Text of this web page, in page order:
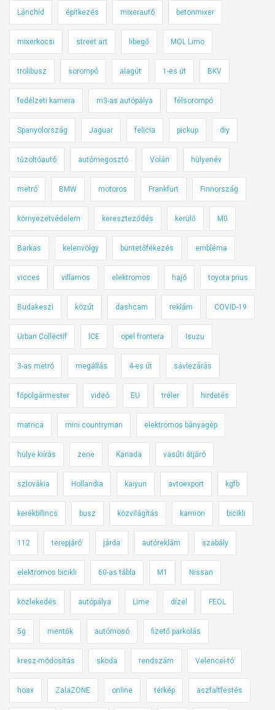
z
o
t
a
s
k
ó
Lánchíd építkezés mixerautó betonmixer
mixerkocsi street art libegő MOL Limo
trolibusz sorompó alagút 1-es út BKV
fedélzeti kamera m3-as autópálya félsorompó
Spanyolország Jaguar felicia pickup diy
tűzoltóautó autómegosztó Volán hülyenév
metró BMW motoros Frankfurt Finnország
környezetvédelem kereszteződés kerülő M0
Barkas kelenvölgy büntetőfékezés embléma
vicces villamos elektromos hajó toyota prius
Budakeszi közút dashcam reklám COVID-19
Urban Collëctif ICE opel frontera Isuzu
3-as metró megállás 4-es út sávlezárás
főpolgármester videó EU tréler hirdetés
matrica mini countryman elektromos bányagép
hülye kiírás zene Kanada vasúti átjáró
szlovákia Hollandia kaiyun avtoexport kgfb
kerékbilincs busz közvilágítás kamion bicikli
112 terepjáró járda autóreklám szabály
elektromos bicikli 60-as tábla M1 Nissan
közlekedés autópálya Lime dízel FEOL
5g mentők autómosó fizető parkolás
kresz-módosítás skoda rendszám Velencei-tó
hoax ZalaZONE online térkép aszfaltfestés